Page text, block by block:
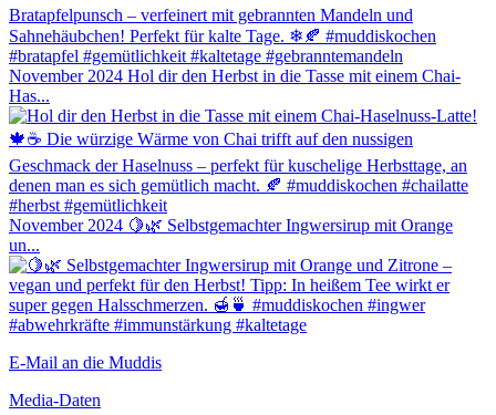
November 2024 Hol dir den Herbst in die Tasse mit einem Chai-
Has...
November 2024 🍋🌿 Selbstgemachter Ingwersirup mit Orange
un...
E-Mail an die Muddis
Media-Daten